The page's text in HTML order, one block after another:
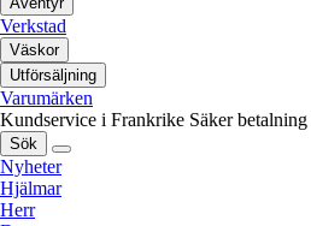
Verkstad
Väskor
Utförsäljning
Varumärken
Kundservice i Frankrike Säker betalning
Sök
Nyheter
Hjälmar
Herr